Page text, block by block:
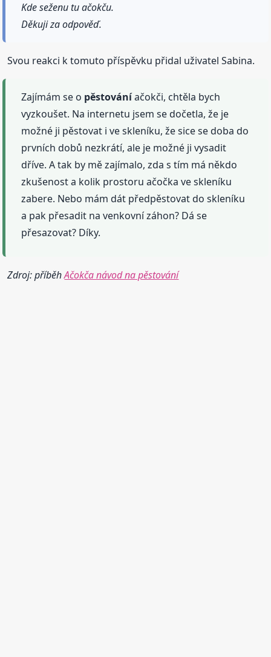
Kde seženu tu ačokču.
Děkuji za odpověď.
Svou reakci k tomuto příspěvku přidal uživatel Sabina.
Zajímám se o pěstováníačokči, chtěla bych
vyzkoušet. Na internetu jsem se dočetla, že je
možné ji pěstovat i ve skleníku, že sice se doba do
prvních dobů nezkrátí, ale je možné ji vysadit
dříve. A tak by mě zajímalo, zda s tím má někdo
zkušenost a kolik prostoru ačočka ve skleníku
zabere. Nebo mám dát předpěstovat do skleníku
a pak přesadit na venkovní záhon? Dá se
přesazovat? Díky.
Zdroj: příběhAčokča návod na pěstování